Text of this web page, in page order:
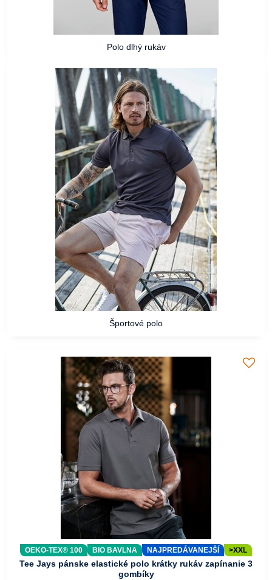
Polo dlhý rukáv
Športové polo
OEKO-TEX® 100 BIO BAVLNA NAJPREDÁVANEJŠÍ >XXL
Tee Jays pánske elastické polo krátky rukáv zapínanie 3
gombíky